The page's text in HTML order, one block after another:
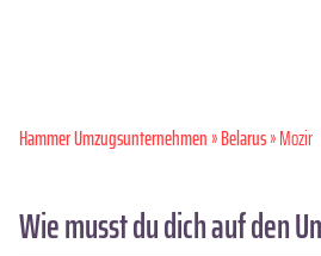
Hammer Umzugsunternehmen»Belarus» Mozir
Wie musst du dich auf den